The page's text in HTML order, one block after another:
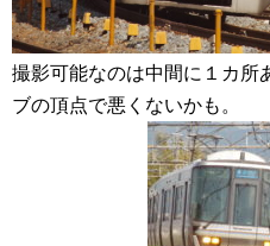
撮影可能なのは中間に１カ
ブの頂点で悪くないかも。